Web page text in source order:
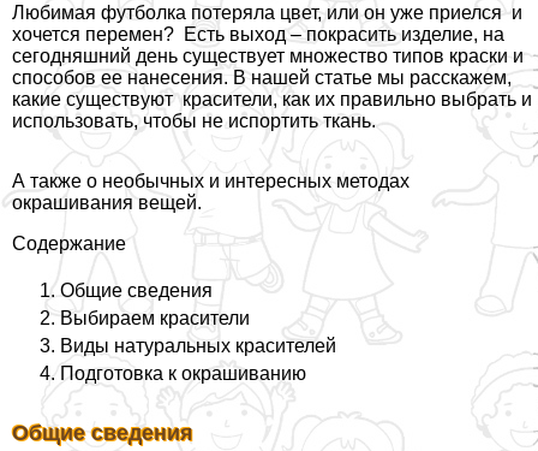
Любимая футболка потеряла цвет, или он уже приелся и
хочется перемен? Есть выход – покрасить изделие, на
сегодняшний день существует множество типов краски и
способов ее нанесения. В нашей статье мы расскажем,
какие существуют красители, как их правильно выбрать и
использовать, чтобы не испортить ткань.
А также о необычных и интересных методах
окрашивания вещей.
Содержание
Общие сведения
Выбираем красители
Виды натуральных красителей
Подготовка к окрашиванию
Общие сведения